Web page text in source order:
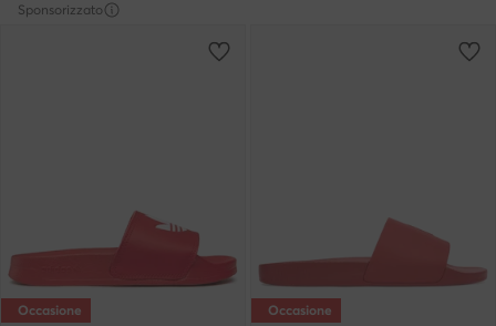
Sponsorizzato
Occasione Occasione